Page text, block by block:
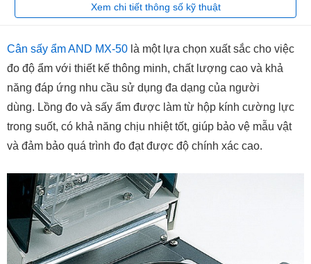
Xem chi tiết thông số kỹ thuật
Cân sấy ẩm AND MX-50 là một lựa chọn xuất sắc cho việc
đo độ ẩm với thiết kế thông minh, chất lượng cao và khả
năng đáp ứng nhu cầu sử dụng đa dạng của người
dùng. Lồng đo và sấy ẩm được làm từ hộp kính cường lực
trong suốt, có khả năng chịu nhiệt tốt, giúp bảo vệ mẫu vật
và đảm bảo quá trình đo đạt được độ chính xác cao.